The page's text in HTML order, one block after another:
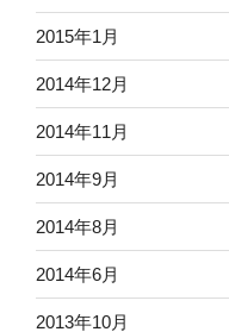
2015年1月
2014年12月
2014年11月
2014年9月
2014年8月
2014年6月
2013年10月